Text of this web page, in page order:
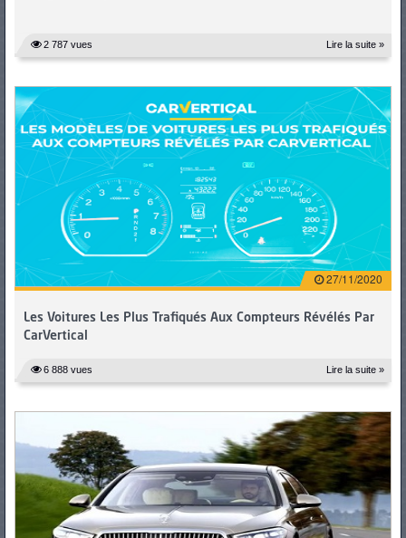
2 787 vues Lire la suite »
27/11/2020
Les Voitures Les Plus Trafiqués Aux Compteurs Révélés Par
CarVertical
6 888 vues Lire la suite »